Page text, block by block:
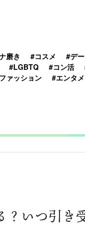
磨き #コスメ #デ
#LGBTQ #コン活
ァッション #エンタメ
いつ引き